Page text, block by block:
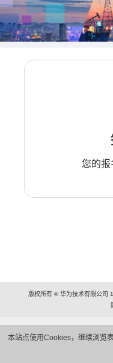
本站点使用Cookies，继续浏览
您的报
版权所有 © 华为技术有限公司